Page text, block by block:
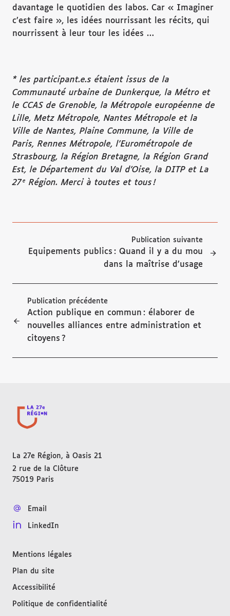
davantage le quotidien des labos. Car « Imaginer
c’est faire », les idées nourrissant les récits, qui
nourrissent à leur tour les idées …
* les participant.e.s étaient issus de la
Communauté urbaine de Dunkerque, la Métro et
le CCAS de Grenoble, la Métropole européenne de
Lille, Metz Métropole, Nantes Métropole et la
Ville de Nantes, Plaine Commune, la Ville de
Paris, Rennes Métropole, l’Eurométropole de
Strasbourg, la Région Bretagne, la Région Grand
Est, le Département du Val d’Oise, la DITP et La
27 e Région. Merci à toutes et tous !
Publication précédente
Action publique en commun : élaborer de
nouvelles alliances entre administration et
citoyens ?
Publication suivante
Equipements publics : Quand il y a du mou
dans la maîtrise d’usage
La 27e Région, à Oasis 21
2 rue de la Clôture
75019
Paris
Email
LinkedIn
Mentions légales
Plan du site
Accessibilité
Politique de confidentialité